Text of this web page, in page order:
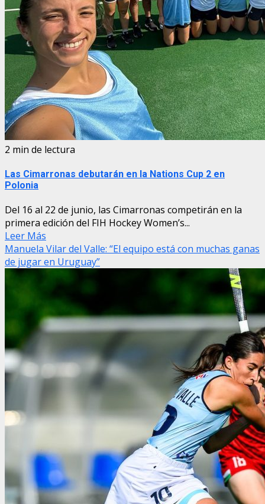
2 min de lectura
Las Cimarronas debutarán en la Nations Cup 2 en
Polonia
Del 16 al 22 de junio, las Cimarronas competirán en la
primera edición del FIH Hockey Women’s...
Leer Más
Manuela Vilar del Valle: “El equipo está con muchas ganas
de jugar en Uruguay”